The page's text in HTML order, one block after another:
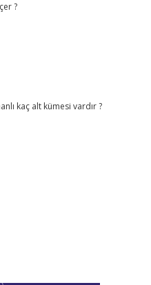
?
kaç alt kümesi vardır ?